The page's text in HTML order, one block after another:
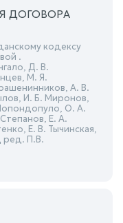
ДОГОВОРА
кодексу
.
Д. В.
М. Я.
А. В.
И. Б. Миронов,
О. А.
Е. А.
Е. В. Тычинская,
ред. П.В.